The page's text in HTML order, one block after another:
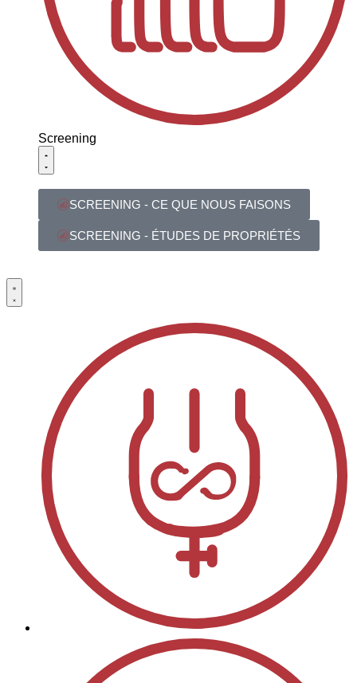
Screening
SCREENING - CE QUE NOUS FAISONS
SCREENING - ÉTUDES DE PROPRIÉTÉS